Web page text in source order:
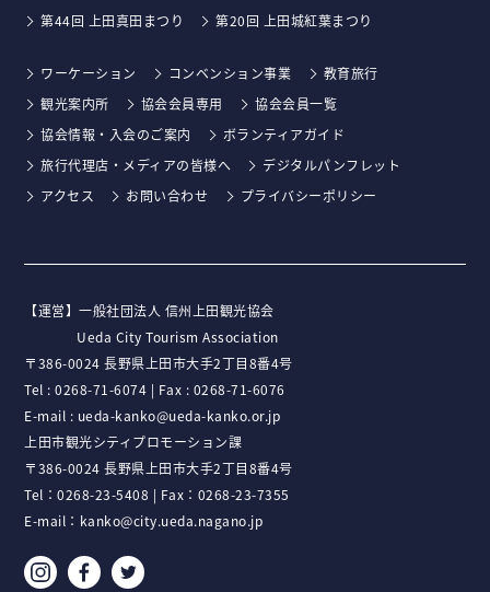
第44回 上田真田まつり
第20回 上田城紅葉まつり
ワーケーション コンベンション事業
教育旅行
観光案内所
協会会員専用
協会会員一覧
協会情報・入会のご案内
ボランティアガイド
旅行代理店・メディアの皆様へ
デジタルパンフレット
アクセス
お問い合わせ プライバシーポリシー
【運営】⼀般社団法⼈ 信州上⽥観光協会
Ueda City Tourism Association
〒386-0024 ⻑野県上⽥市⼤⼿2丁⽬8番4号
Tel :0268-71-6074 | Fax : 0268-71-6076
E-mail : ueda-kanko@ueda-kanko.or.jp
上田市観光シティプロモーション課
〒386-0024 長野県上田市大手2丁目8番4号
Tel：0268-23-5408 | Fax：0268-23-7355
E-mail： kanko@city.ueda.nagano.jp